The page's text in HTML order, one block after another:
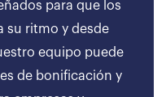
para que los
su ritmo y desde
equipo puede
de bonificación y